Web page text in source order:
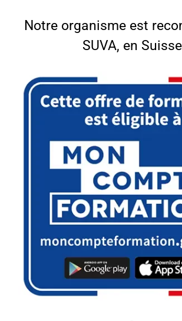
Notre organisme est
SUVA, en Suisse